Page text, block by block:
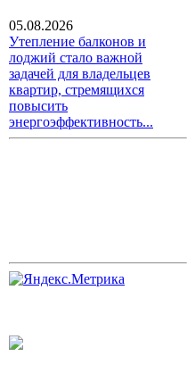
05.08.2026
Утепление балконов и
лоджий стало важной
задачей для владельцев
квартир, стремящихся
повысить
энергоэффективность...